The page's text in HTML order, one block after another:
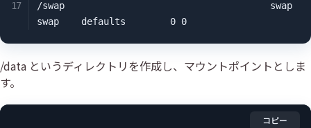
/swap                                     swap
swap    defaults        0 0
/data というディレクトリを作成し、マウントポイントとしま
す。
コピー